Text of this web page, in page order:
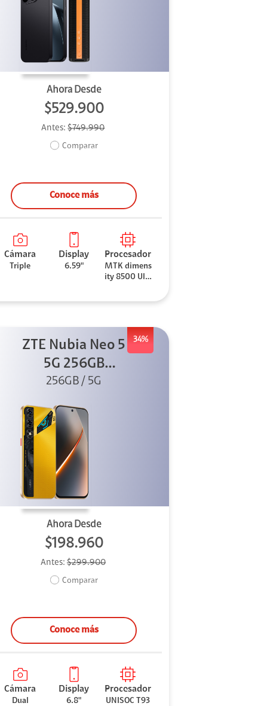
Ahora Desde
$529.900
Antes:$749.990
Comparar
Conoce más
Cámara
Triple
Display
6.59"
Procesador
MTK dimens
ity 8500 Ultr
34%
ZTE Nubia Neo 5
5G 256GB
Dorado
256GB / 5G
Ahora Desde
$198.960
Antes: $299.900
Comparar
Conoce más
Cámara
Dual
Display
6.8"
Procesador
UNISOC T93